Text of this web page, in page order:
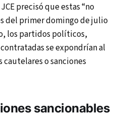
precisó que estas “no
del primer domingo de julio
los partidos políticos,
se expondrían al
o sanciones
sancionables